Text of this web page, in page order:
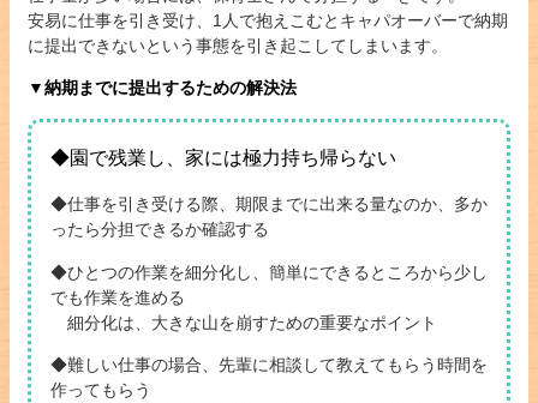
安易に仕事を引き受け、1人で抱えこむとキャパオーバーで納期
に提出できないという事態を引き起こしてしまいます。
▼納期までに提出するための解決法
◆園で残業し、家には極力持ち帰らない
◆仕事を引き受ける際、期限までに出来る量なのか、多か
ったら分担できるか確認する
◆ひとつの作業を細分化し、簡単にできるところから少し
でも作業を進める
細分化は、大きな山を崩すための重要なポイント
◆難しい仕事の場合、先輩に相談して教えてもらう時間を
作ってもらう